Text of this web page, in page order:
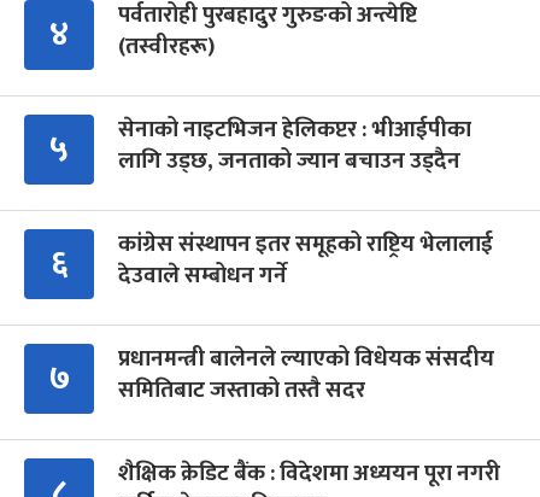
४
पर्वतारोही पुरबहादुर गुरुङको अन्त्येष्टि
(तस्वीरहरू)
५
सेनाको नाइटभिजन हेलिकप्टर : भीआईपीका
लागि उड्छ, जनताको ज्यान बचाउन उड्दैन
६
कांग्रेस संस्थापन इतर समूहको राष्ट्रिय भेलालाई
देउवाले सम्बोधन गर्ने
७
प्रधानमन्त्री बालेनले ल्याएको विधेयक संसदीय
समितिबाट जस्ताको तस्तै सदर
शैक्षिक क्रेडिट बैंक : विदेशमा अध्ययन पूरा नगरी